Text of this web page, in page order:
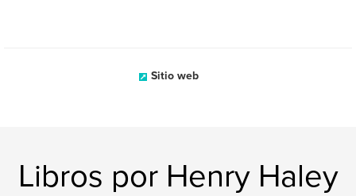
Sitio web
Libros por Henry Haley